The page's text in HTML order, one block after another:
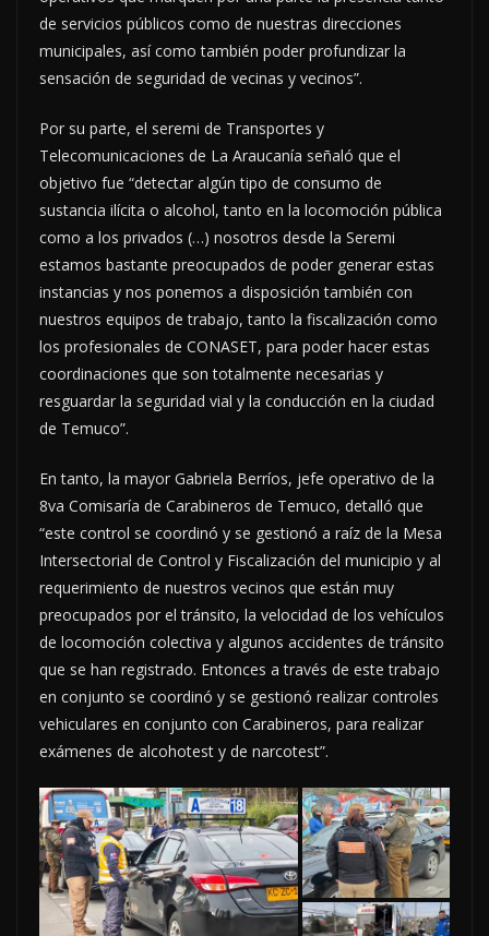
de servicios públicos como de nuestras direcciones
municipales, así como también poder profundizar la
sensación de seguridad de vecinas y vecinos”.
Por su parte, el seremi de Transportes y
Telecomunicaciones de La Araucanía señaló que el
objetivo fue “detectar algún tipo de consumo de
sustancia ilícita o alcohol, tanto en la locomoción pública
como a los privados (…) nosotros desde la Seremi
estamos bastante preocupados de poder generar estas
instancias y nos ponemos a disposición también con
nuestros equipos de trabajo, tanto la fiscalización como
los profesionales de CONASET, para poder hacer estas
coordinaciones que son totalmente necesarias y
resguardar la seguridad vial y la conducción en la ciudad
de Temuco”.
En tanto, la mayor Gabriela Berríos, jefe operativo de la
8va Comisaría de Carabineros de Temuco, detalló que
“este control se coordinó y se gestionó a raíz de la Mesa
Intersectorial de Control y Fiscalización del municipio y al
requerimiento de nuestros vecinos que están muy
preocupados por el tránsito, la velocidad de los vehículos
de locomoción colectiva y algunos accidentes de tránsito
que se han registrado. Entonces a través de este trabajo
en conjunto se coordinó y se gestionó realizar controles
vehiculares en conjunto con Carabineros, para realizar
exámenes de alcohotest y de narcotest”.